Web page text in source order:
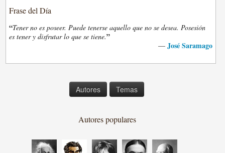
Frase del Día
“Tener no es poseer. Puede tenerse aquello que no se desea. Posesión
es tener y disfrutar lo que se tiene.”
— José Saramago
Autores Temas
Autores populares